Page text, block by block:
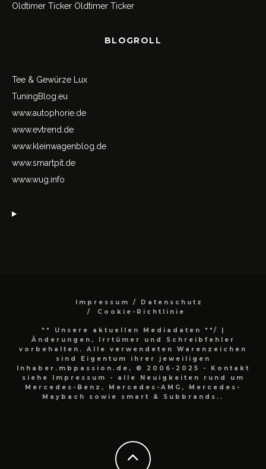
Oldtimer Ticker Oldtimer Ticker
BLOGROLL
Tee & Gewürze Lux
TuningBlog.eu
www.autophorie.de
www.evtrend.de
www.kleinwagenblog.de
www.smartpit.de
www.wug.info
Impressum / Datenschutz
Cookie-Richtlinie
** Unsere aktuellen Mediadaten **/
|
Änderungen, Irrtümer und Schreibfehler
vorbehalten. Alle verwendeten Warenzeichen
sind Eigentum ihrer jeweiligen
Inhaber.mbpassion.de, © 2006-2025 - Kontakt
siehe Impressum - alle Neuigkeiten rund um
Mercedes-Benz, Mercedes-AMG, Mercedes-
Maybach sowie smart & Subbrands..